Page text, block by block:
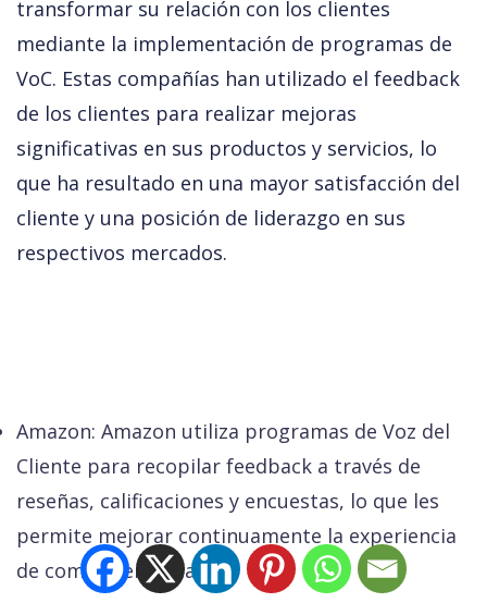
transformar su relación con los clientes
mediante la implementación de programas de
VoC. Estas compañías han utilizado el feedback
de los clientes para realizar mejoras
significativas en sus productos y servicios, lo
que ha resultado en una mayor satisfacción del
cliente y una posición de liderazgo en sus
respectivos mercados.
Amazon: Amazon utiliza programas de Voz del
Cliente para recopilar feedback a través de
reseñas, calificaciones y encuestas, lo que les
permite mejorar continuamente la experiencia
de compra en línea.